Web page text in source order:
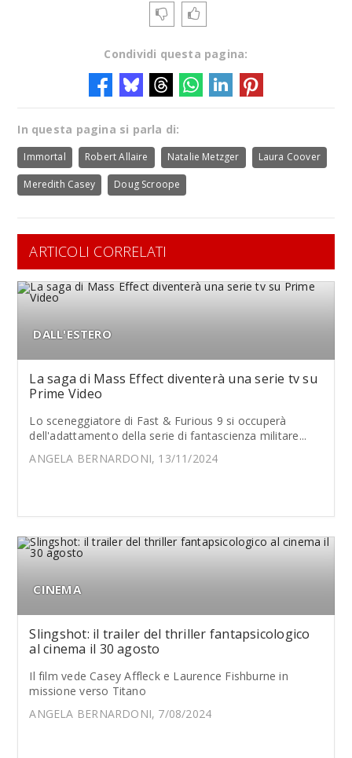
Condividi questa pagina:
In questa pagina si parla di:
Immortal Robert Allaire Natalie Metzger Laura Coover
Meredith Casey Doug Scroope
ARTICOLI CORRELATI
DALL'ESTERO
La saga di Mass Effect diventerà una serie tv su
Prime Video
Lo sceneggiatore di Fast & Furious 9 si occuperà
dell'adattamento della serie di fantascienza militare...
ANGELA BERNARDONI, 13/11/2024
CINEMA
Slingshot: il trailer del thriller fantapsicologico
al cinema il 30 agosto
Il film vede Casey Affleck e Laurence Fishburne in
missione verso Titano
ANGELA BERNARDONI, 7/08/2024